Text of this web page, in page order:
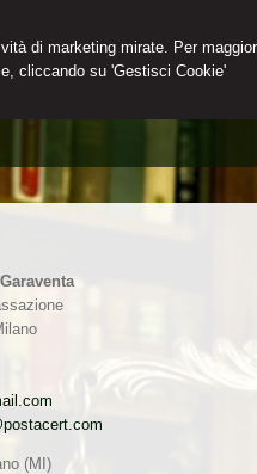
di marketing mirate. Per
cliccando su 'Gestisci Cookie'
(MI)